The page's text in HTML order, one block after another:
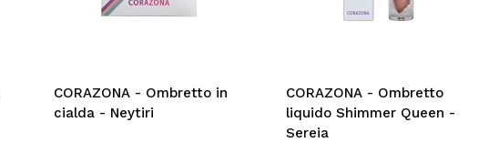
CORAZONA - Ombretto in
cialda - Neytiri
CORAZONA - Ombretto
liquido Shimmer Queen -
Sereia